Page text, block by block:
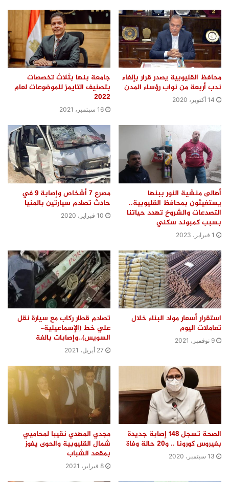
محافظ القليوبية يصدر قرار بإلغاء
ندب أربعة من نواب رؤساء المدن
14 أكتوبر، 2020
جامعة بنها بثلاث تخصصات
بتصنيف التايمز للموضوعات لعام
2022
16 سبتمبر، 2021
أهالى منشية النور ببنها
يستغيثون بمحافظ القليوبية..
التصدعات والشروخ تهدد حياتنا
بسبب كمبوند سكني
1 فبراير، 2023
مصرع 7 أشخاص وإصابة 9 في
حادث تصادم سيارتين بالمنيا
10 فبراير، 2020
استقرار أسعار مواد البناء خلال
تعاملات اليوم
9 نوفمبر، 2021
تصادم قطار ركاب مع سيارة نقل
علي خط (الإسماعيلية-
السويس)..وإصابات بالغة
27 أبريل، 2021
الصحة تسجل 148 إصابة جديدة
بفيروس كورونا .. و20 حالة وفاة
13 سبتمبر، 2020
مجدي المهدي نقيبا لمحاميي
شمال القليوبية والحوى يفوز
بمقعد الشباب
8 فبراير، 2021